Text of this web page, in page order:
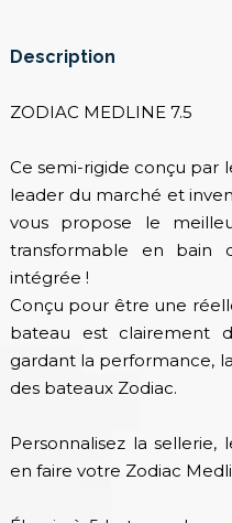
Description
ZODIAC MEDLINE 7.5
Ce semi-rigide conçu par
leader du marché et
vous propose le
transformable en bain
intégrée !
Conçu pour être une
bateau est clairement
gardant la performance,
des bateaux Zodiac.
Personnalisez la
en faire votre Zodiac